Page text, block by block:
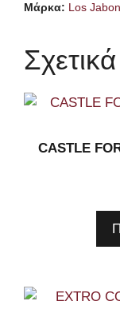
Μάρκα: Los
CASTLE